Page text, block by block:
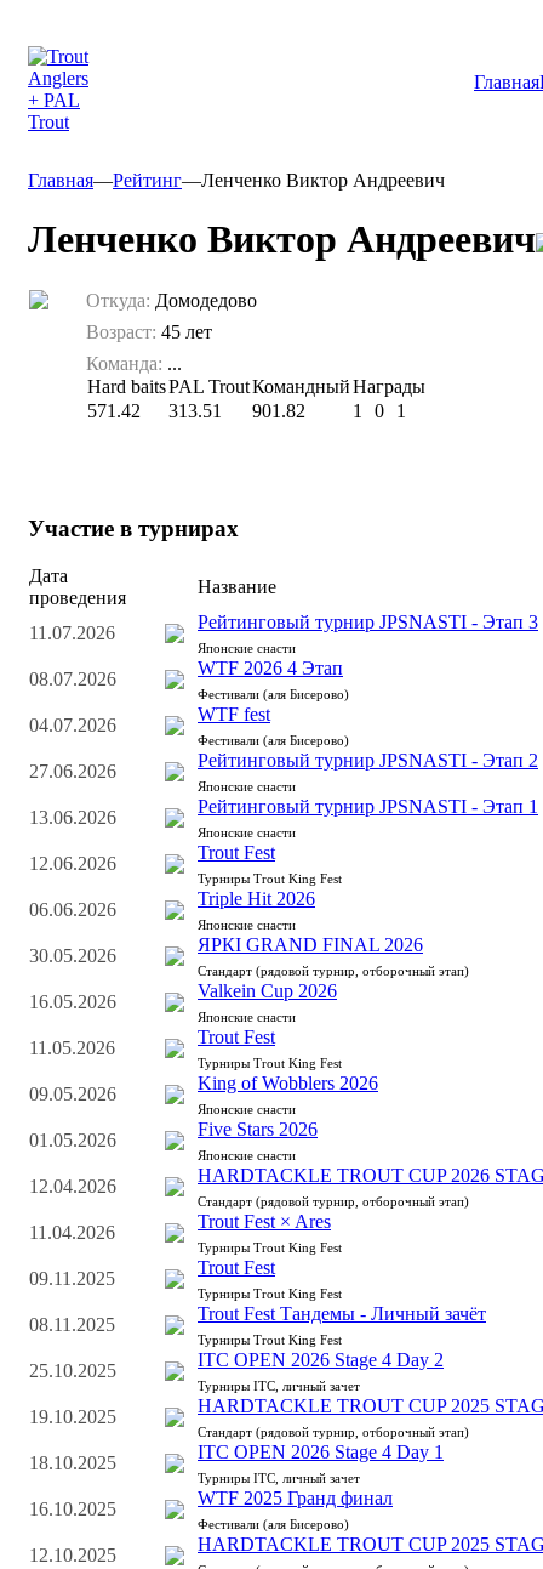
Главная
Главная—Рейтинг—Ленченко Виктор Андреевич
Ленченко Виктор Андреевич
Откуда: Домодедово
Возраст: 45 лет
Команда: ...
Hard baitsPAL TroutКомандныйНаграды
571.42
313.51 901.82 1 0 1
Участие в турнирах
Дата
проведения
Название
11.07.2026
Рейтинговый турнир JPSNASTI - Этап 3
Японские снасти
08.07.2026
WTF 2026 4 Этап
Фестивали (аля Бисерово)
04.07.2026
WTF fest
Фестивали (аля Бисерово)
27.06.2026
Рейтинговый турнир JPSNASTI - Этап 2
Японские снасти
13.06.2026
Рейтинговый турнир JPSNASTI - Этап 1
Японские снасти
12.06.2026
Trout Fest
Турниры Trout King Fest
06.06.2026
Triple Hit 2026
Японские снасти
30.05.2026
ЯРКI GRAND FINAL 2026
Стандарт (рядовой турнир, отборочный этап)
16.05.2026
Valkein Cup 2026
Японские снасти
11.05.2026
Trout Fest
Турниры Trout King Fest
09.05.2026
King of Wobblers 2026
Японские снасти
01.05.2026
Five Stars 2026
Японские снасти
12.04.2026
HARDTACKLE TROUT CUP 2026
Стандарт (рядовой турнир, отборочный этап)
11.04.2026
Trout Fest × Ares
Турниры Trout King Fest
09.11.2025
Trout Fest
Турниры Trout King Fest
08.11.2025
Trout Fest Тандемы - Личный зачёт
Турниры Trout King Fest
25.10.2025
ITC OPEN 2026 Stage 4 Day 2
Турниры ITC, личный зачет
19.10.2025
HARDTACKLE TROUT CUP 2025
Стандарт (рядовой турнир, отборочный этап)
18.10.2025
ITC OPEN 2026 Stage 4 Day 1
Турниры ITC, личный зачет
16.10.2025
WTF 2025 Гранд финал
Фестивали (аля Бисерово)
12.10.2025
HARDTACKLE TROUT CUP 2025